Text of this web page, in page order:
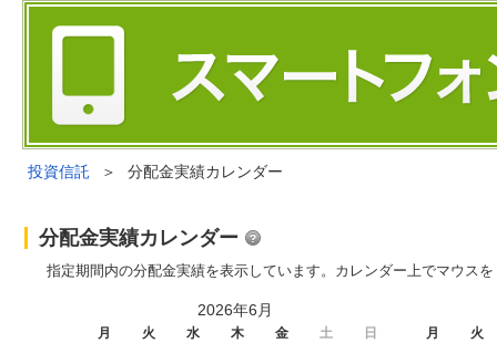
投資信託 ＞ 分配金実績カレンダー
分配金実績カレンダー
指定期間内の分配金実績を表示しています。カレンダー上でマウス
2026年6月
月 火 水 木 金 土 日 月 火